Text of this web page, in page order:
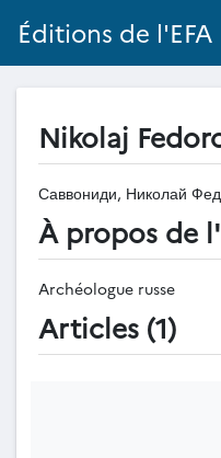
Éditions de l'EFA
Nikolaj
Саввониди, Николай
À propos de
Archéologue russe
Articles (1)